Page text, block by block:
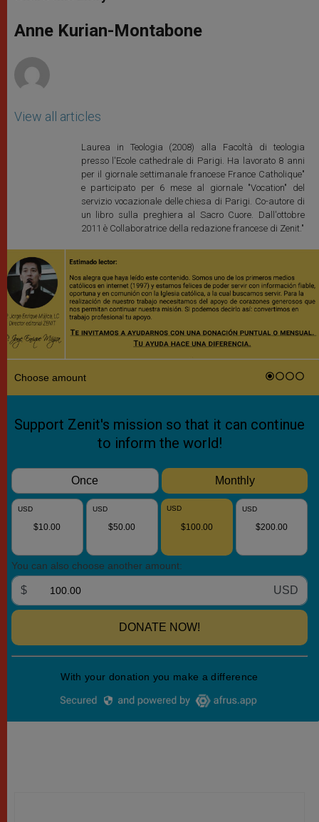
p
p
g
e
o
k
r
Anne Kurian-Montabone
View all articles
Laurea in Teologia (2008) alla Facoltà di teologia
presso l'Ecole cathedrale di Parigi. Ha lavorato 8 anni
per il giornale settimanale francese France Catholique"
e participato per 6 mese al giornale "Vocation" del
servizio vocazionale delle chiesa di Parigi. Co-autore di
un libro sulla preghiera al Sacro Cuore. Dall'ottobre
2011 è Collaboratrice della redazione francese di Zenit."